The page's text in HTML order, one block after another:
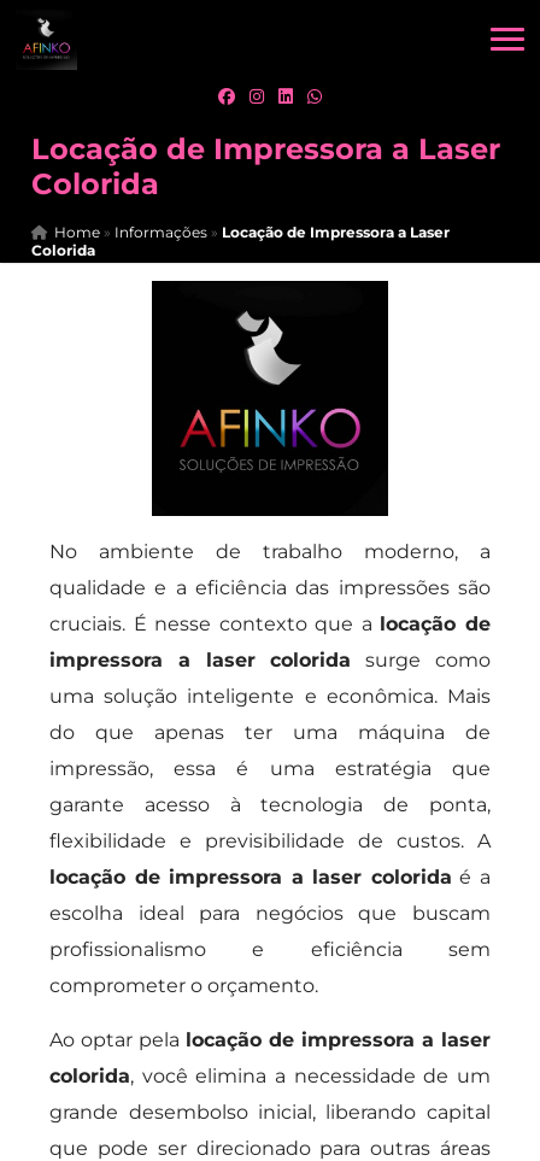
Locação de Impressora a Laser
Colorida
Home » Informações » Locação de Impressora a Laser
Colorida
No ambiente de trabalho moderno, a
qualidade e a eficiência das impressões são
cruciais. É nesse contexto que a locação de
impressora a laser colorida surge como
uma solução inteligente e econômica. Mais
do que apenas ter uma máquina de
impressão, essa é uma estratégia que
garante acesso à tecnologia de ponta,
flexibilidade e previsibilidade de custos. A
locação de impressora a laser colorida é a
escolha ideal para negócios que buscam
profissionalismo e eficiência sem
comprometer o orçamento.
Ao optar pela locação de impressora a laser
colorida, você elimina a necessidade de um
grande desembolso inicial, liberando capital
que pode ser direcionado para outras áreas